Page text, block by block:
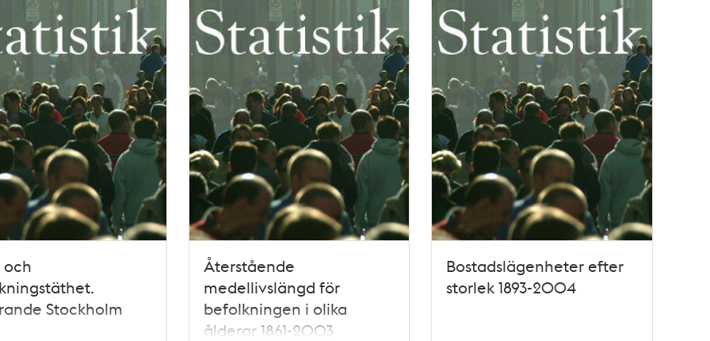
och
Stockholm
Återstående
medellivslängd för
befolkningen i olika
ålderar 1861-2003
Bostadslägenheter efter
storlek 1893-2004